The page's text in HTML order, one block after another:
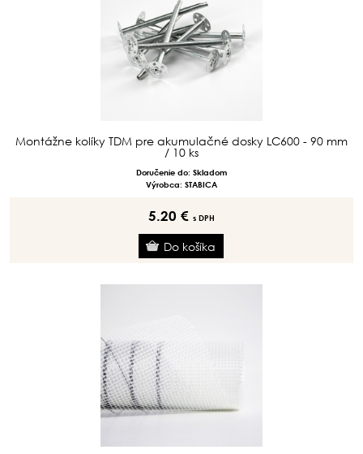
Montážne kolíky TDM pre akumulačné dosky LC600 - 90 mm
/ 10 ks
Doručenie do: Skladom
Výrobca: STABICA
5.20 € s DPH